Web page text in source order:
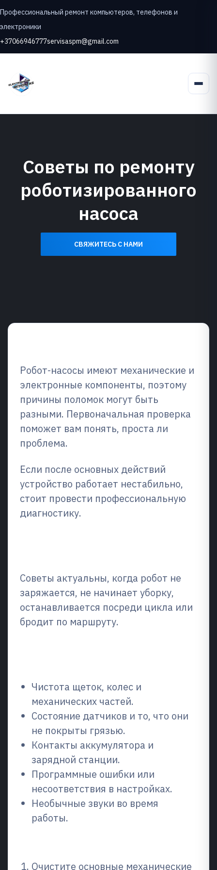
Профессиональный ремонт компьютеров, телефонов и
электроники
+37066946777servisaspm@gmail.com
Советы по ремонту
роботизированного
насоса
СВЯЖИТЕСЬ С НАМИ
Робот-насосы имеют механические и
электронные компоненты, поэтому
причины поломок могут быть
разными. Первоначальная проверка
поможет вам понять, проста ли
проблема.
Если после основных действий
устройство работает нестабильно,
стоит провести профессиональную
диагностику.
Советы актуальны, когда робот не
заряжается, не начинает уборку,
останавливается посреди цикла или
бродит по маршруту.
Чистота щеток, колес и
механических частей.
Состояние датчиков и то, что они
не покрыты грязью.
Контакты аккумулятора и
зарядной станции.
Программные ошибки или
несоответствия в настройках.
Необычные звуки во время
работы.
Очистите основные механические